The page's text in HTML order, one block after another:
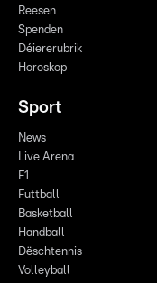
Reesen
Spenden
Déiererubrik
Horoskop
Sport
News
Live Arena
F1
Futtball
Basketball
Handball
Dëschtennis
Volleyball